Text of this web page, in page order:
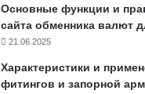
Основные функции и
сайта обменника валют
21.06.2025
Характеристики и
фитингов и запорной